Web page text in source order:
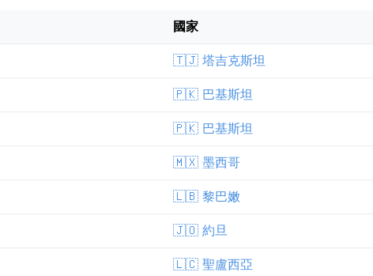
國家
🇹🇯 塔吉克斯坦
🇵🇰 巴基斯坦
🇵🇰 巴基斯坦
🇲🇽 墨西哥
🇱🇧 黎巴嫩
🇯🇴 約旦
🇱🇨 聖盧西亞